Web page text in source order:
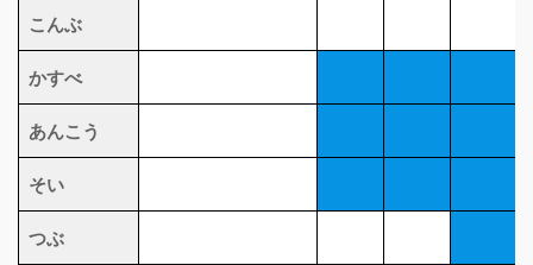
こんぶ
かすべ
あんこう
そい
つぶ